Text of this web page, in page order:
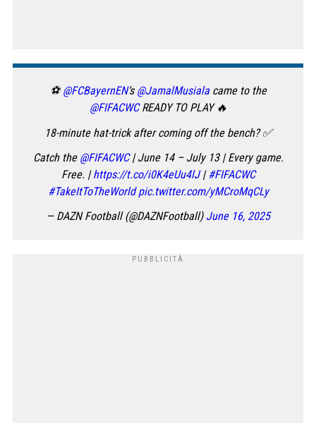
⚽️ @FCBayernEN‘s @JamalMusialacame to the
@FIFACWCREADY TO PLAY 🔥
18-minute hat-trick after coming off the bench? ✅
Catch the @FIFACWC| June 14 – July 13 | Every game.
Free. |https://t.co/i0K4eUu4lJ| #FIFACWC
#TakeItToTheWorld pic.twitter.com/yMCroMqCLy
— DAZN Football (@DAZNFootball) June 16, 2025